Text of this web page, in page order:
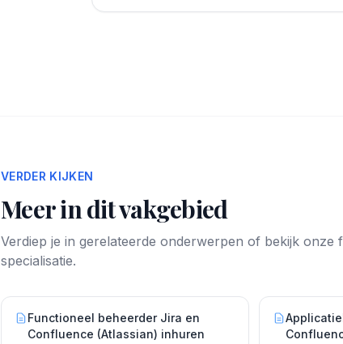
VERDER KIJKEN
Meer in dit vakgebied
Verdiep je in gerelateerde onderwerpen of bekijk onze
specialisatie.
Functioneel beheerder Jira en
Confluence (Atlassian) inhuren